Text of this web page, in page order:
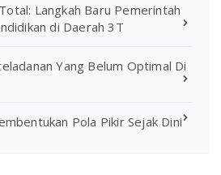
Langkah Baru Pemerintah
di Daerah 3T
Yang Belum Optimal Di
Pola Pikir Sejak Dini